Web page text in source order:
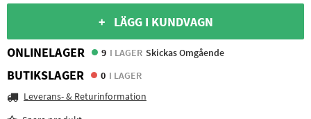
+ LÄGG I KUNDVAGN
ONLINELAGER
9 I LAGER Skickas Omgående
BUTIKSLAGER 0 I LAGER
Leverans- & Returinformation